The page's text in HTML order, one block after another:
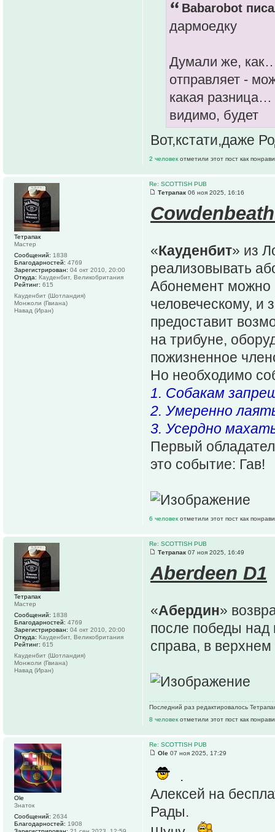
Babarobot
дармоедку
Думали же,
отправляет -
какая
видимо, будет
Вот,кстати,даже
2 человек отметили этот пост как
Re: SCOTTISH PUB
Тетрапак 06 ноя 2025, 16:16
«Кауденбит» из
реализовывать
Абонемент можно
человеческому, и
предоставит
на трибуне,
пожизненное
Но необходимо
1. Собакам
2. Умеренно
3. Усердно
Первый
это событие: Гав!
6 человек отметили этот пост как
Тетрапак
Мастер
Сообщений: 1838
Благодарностей: 4769
Зарегистрирован: 04 окт 2010, 20:00
Откуда: Кауденбит, Великобритания
Рейтинг: 615
Кауденбит (Шотландия)
Монжоли (Гвиана)
Навад (Иран)
Re: SCOTTISH PUB
Тетрапак 07 ноя 2025, 16:49
Aberdeen D1
«Абердин»
после победы
справа, в
Последний раз редактировалось
8 человек отметили этот пост как
Тетрапак
Мастер
Сообщений: 1838
Благодарностей: 4769
Зарегистрирован: 04 окт 2010, 20:00
Откуда: Кауденбит, Великобритания
Рейтинг: 615
Кауденбит (Шотландия)
Монжоли (Гвиана)
Навад (Иран)
Re: SCOTTISH PUB
Ole 07 ноя 2025, 17:29
.
Алексей на
Рады.
Ole
Знаток
Сообщений: 2634
Благодарностей: 1908